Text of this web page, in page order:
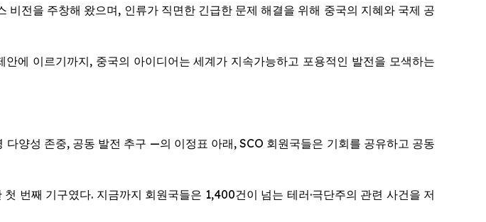
전을 주창해 왔으며, 인류가 직면한 긴급한 문제 해결을 위해 중국의 지혜와 국제 공
에 이르기까지, 중국의 아이디어는 세계가 지속가능하고 포용적인 발전을 모색하는
양성 존중, 공동 발전 추구 —의 이정표 아래, SCO 회원국들은 기회를 공유하고 공동
번째 기구였다. 지금까지 회원국들은 1,400건이 넘는 테러·극단주의 관련 사건을 저